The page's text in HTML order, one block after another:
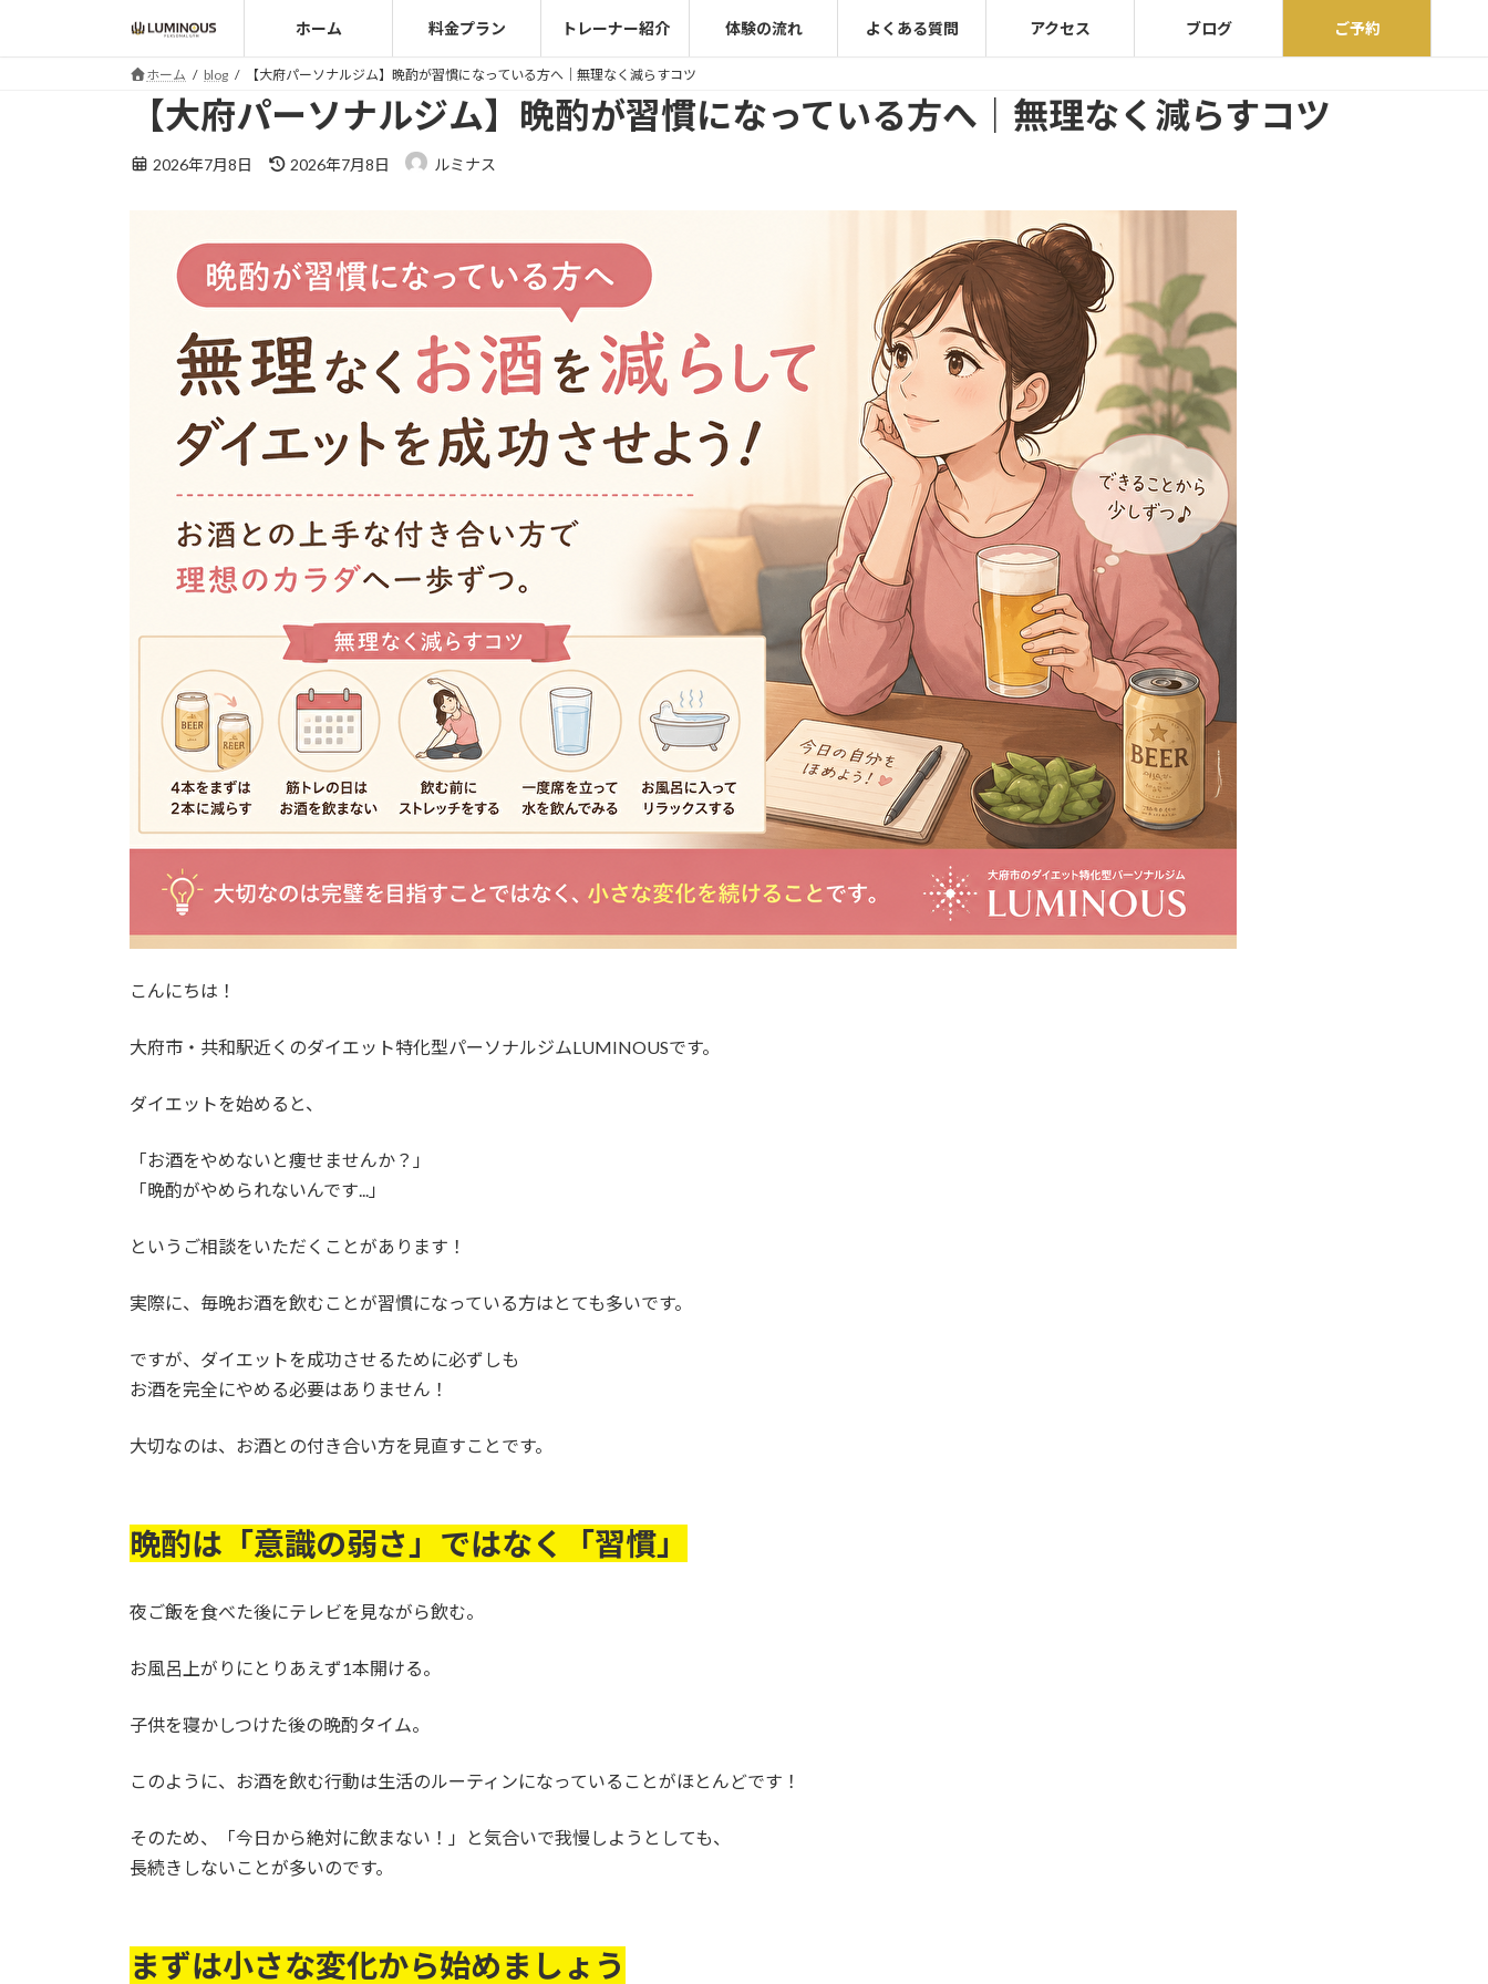
ホーム 料金プラン トレーナー紹介 体験の流れ よくある質問 アクセス ブログ ご予約
ホーム blog 【大府パーソナルジム】晩酌が習慣になっている方へ｜無理なく減らすコツ
【大府パーソナルジム】晩酌が習慣になっている方へ｜無理なく減らすコツ
2026年7月8日
最
日
時
:
2026年7月8日 ルミナス
こんにちは！
大府市・共和駅近くのダイエット特化型パーソナルジムLUMINOUSです。
ダイエットを始めると、
「お酒をやめないと痩せませんか？」
「晩酌がやめられないんです...」
というご相談をいただくことがあります！
実際に、毎晩お酒を飲むことが習慣になっている方はとても多いです。
ですが、ダイエットを成功させるために必ずしも
お酒を完全にやめる必要はありません！
大切なのは、お酒との付き合い方を見直すことです。
晩酌は「意識の弱さ」ではなく「習慣」
夜ご飯を食べた後にテレビを見ながら飲む。
お風呂上がりにとりあえず1本開ける。
子供を寝かしつけた後の晩酌タイム。
このように、お酒を飲む行動は生活のルーティンになっていることがほとんどです！
そのため、「今日から絶対に飲まない！」と気合いで我慢しようとしても、
長続きしないことが多いのです。
まずは小さな変化から始めましょう